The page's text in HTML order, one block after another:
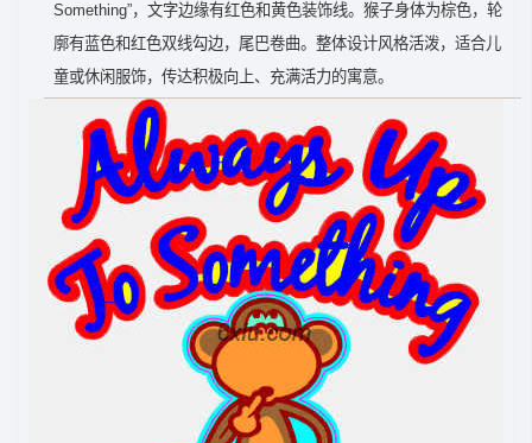
Something”，文字边缘有红色和黄色装饰线。猴子身体为棕色，轮
廓有蓝色和红色双线勾边，尾巴卷曲。整体设计风格活泼，适合儿
童或休闲服饰，传达积极向上、充满活力的寓意。